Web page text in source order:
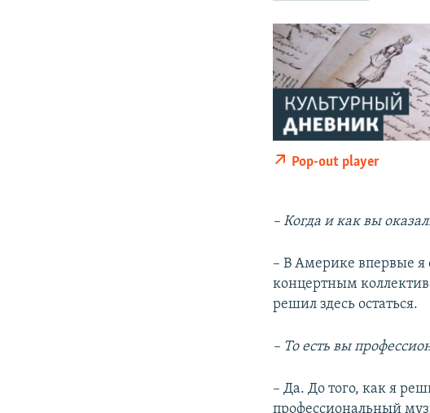
Pop-out player
– Когда и как вы
– В Америке впервые я
концертным
решил здесь остаться.
– То есть вы
– Да. До того, как я
профессиональный